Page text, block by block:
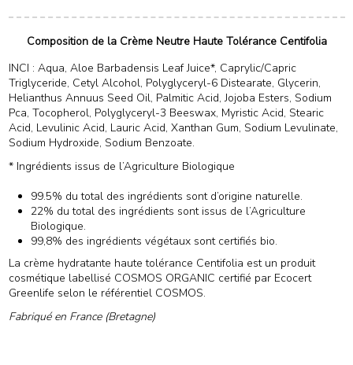
Composition de la Crème Neutre Haute Tolérance Centifolia
INCI : Aqua, Aloe Barbadensis Leaf Juice*, Caprylic/Capric
Triglyceride, Cetyl Alcohol, Polyglyceryl-6 Distearate, Glycerin,
Helianthus Annuus Seed Oil, Palmitic Acid, Jojoba Esters, Sodium
Pca, Tocopherol, Polyglyceryl-3 Beeswax, Myristic Acid, Stearic
Acid, Levulinic Acid, Lauric Acid, Xanthan Gum, Sodium Levulinate,
Sodium Hydroxide, Sodium Benzoate.
* Ingrédients issus de l’Agriculture Biologique
99.5% du total des ingrédients sont d’origine naturelle.
22% du total des ingrédients sont issus de l’Agriculture
Biologique.
99,8% des ingrédients végétaux sont certifiés bio.
La crème hydratante haute tolérance Centifolia est un produit
cosmétique labellisé COSMOS ORGANIC certifié par Ecocert
Greenlife selon le référentiel COSMOS.
Fabriqué en France (Bretagne)